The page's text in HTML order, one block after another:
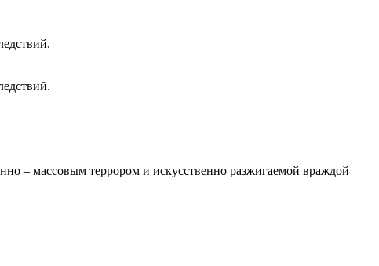
– массовым террором и искусственно разжигаемой враждой